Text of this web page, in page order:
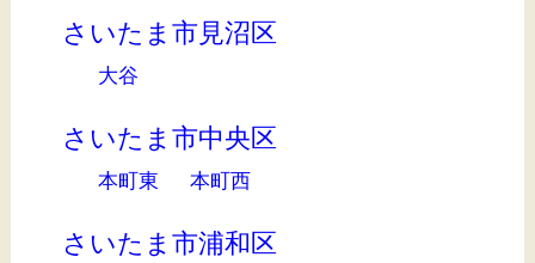
さいたま市見沼区
大谷
さいたま市中央区
本町東 本町西
さいたま市浦和区